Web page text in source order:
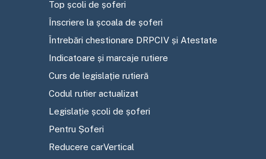
Top școli de șoferi
Înscriere la școala de șoferi
Întrebări chestionare DRPCIV și Atestate
Indicatoare și marcaje rutiere
Curs de legislație rutieră
Codul rutier actualizat
Legislație școli de șoferi
Pentru Șoferi
Reducere carVertical